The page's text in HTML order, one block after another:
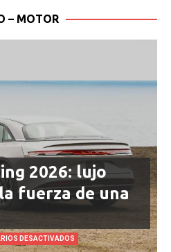
2026: lujo
fuerza de una
DESACTIVADOS